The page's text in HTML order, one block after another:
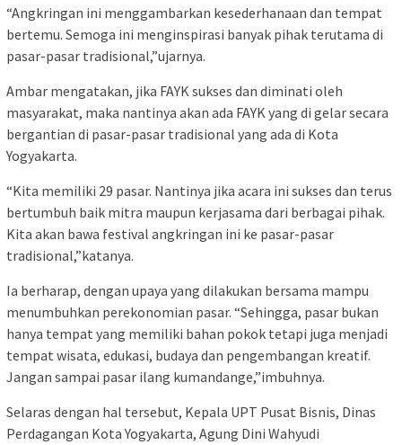
“Angkringan ini menggambarkan kesederhanaan dan tempat
bertemu. Semoga ini menginspirasi banyak pihak terutama di
pasar-pasar tradisional,”ujarnya.
Ambar mengatakan, jika FAYK sukses dan diminati oleh
masyarakat, maka nantinya akan ada FAYK yang di gelar secara
bergantian di pasar-pasar tradisional yang ada di Kota
Yogyakarta.
“Kita memiliki 29 pasar. Nantinya jika acara ini sukses dan terus
bertumbuh baik mitra maupun kerjasama dari berbagai pihak.
Kita akan bawa festival angkringan ini ke pasar-pasar
tradisional,”katanya.
Ia berharap, dengan upaya yang dilakukan bersama mampu
menumbuhkan perekonomian pasar. “Sehingga, pasar bukan
hanya tempat yang memiliki bahan pokok tetapi juga menjadi
tempat wisata, edukasi, budaya dan pengembangan kreatif.
Jangan sampai pasar ilang kumandange,”imbuhnya.
Selaras dengan hal tersebut, Kepala UPT Pusat Bisnis, Dinas
Perdagangan Kota Yogyakarta, Agung Dini Wahyudi